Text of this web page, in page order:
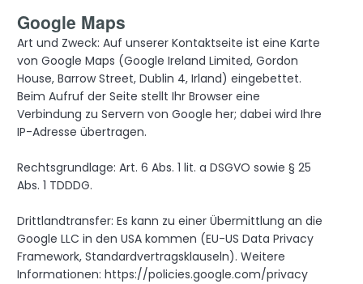
Google Maps
Art und Zweck: Auf unserer Kontaktseite ist eine Karte
von Google Maps (Google Ireland Limited, Gordon
House, Barrow Street, Dublin 4, Irland) eingebettet.
Beim Aufruf der Seite stellt Ihr Browser eine
Verbindung zu Servern von Google her; dabei wird Ihre
IP-Adresse übertragen.
Rechtsgrundlage: Art. 6 Abs. 1 lit. a DSGVO sowie § 25
Abs. 1 TDDDG.
Drittlandtransfer: Es kann zu einer Übermittlung an die
Google LLC in den USA kommen (EU-US Data Privacy
Framework, Standardvertragsklauseln). Weitere
Informationen: https://policies.google.com/privacy